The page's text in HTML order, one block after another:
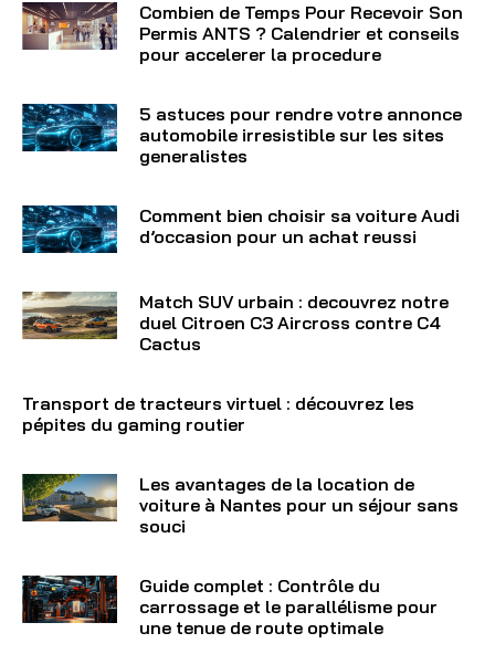
Combien de Temps Pour Recevoir Son
Permis ANTS ? Calendrier et conseils
pour accelerer la procedure
5 astuces pour rendre votre annonce
automobile irresistible sur les sites
generalistes
Comment bien choisir sa voiture Audi
d’occasion pour un achat reussi
Match SUV urbain : decouvrez notre
duel Citroen C3 Aircross contre C4
Cactus
Transport de tracteurs virtuel : découvrez les
pépites du gaming routier
Les avantages de la location de
voiture à Nantes pour un séjour sans
souci
Guide complet : Contrôle du
carrossage et le parallélisme pour
une tenue de route optimale